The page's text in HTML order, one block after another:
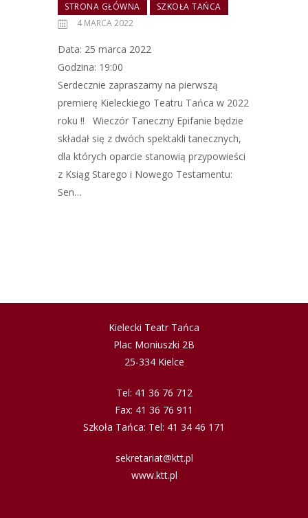
STRONA GŁÓWNA
SZKOŁA TAŃCA
4 MARCA 2022
Data: 25 marca 2022
Godzina: 19:00
Serdecznie zapraszamy na pierwszą
premierę Kieleckiego Teatru Tańca w 2022
roku !! Wieczór Taneczny Epifanie będzie
składał się z dwóch spektakli tanecznych,
dla których oparcie stanowią przypowieści
z Ksiąg Starego i Nowego Testamentu:
Sen…
Kielecki Teatr Tańca
Plac Moniuszki 2B
25-334 Kielce
Tel: 41 36 76 712
Fax: 41 36 76 911
Szkoła Tańca: Tel: 41 34 46 171
sekretariat@ktt.pl
www.ktt.pl